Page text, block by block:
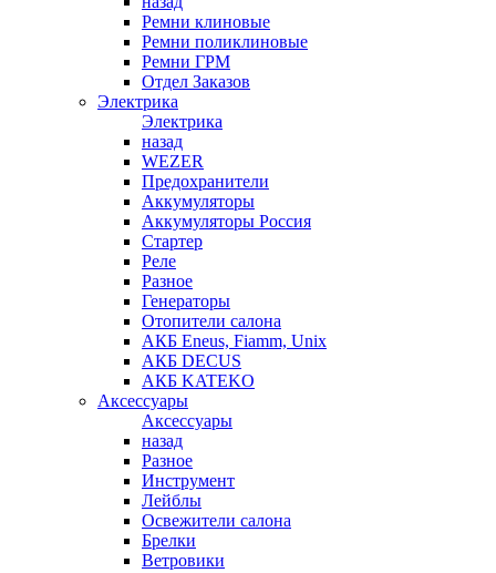
Ремни клиновые
Ремни поликлиновые
Ремни ГРМ
Отдел Заказов
Электрика
Электрика
назад
WEZER
Предохранители
Аккумуляторы
Аккумуляторы Россия
Стартер
Реле
Разное
Генераторы
Отопители салона
АКБ Eneus, Fiamm, Unix
АКБ DECUS
АКБ KATEKO
Аксессуары
Аксессуары
назад
Разное
Инструмент
Лейблы
Освежители салона
Брелки
Ветровики